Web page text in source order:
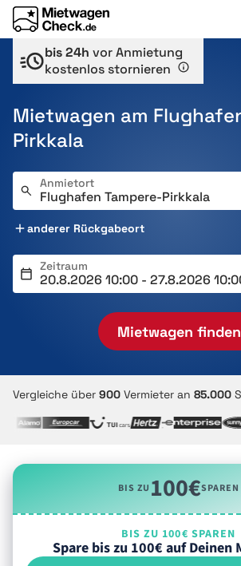
bis 24h vor Anmietung
kostenlos stornieren
Mietwagen am
Pirkkala
Anmietort
anderer Rückgabeort
Zeitraum
Mietwagen finden
Vergleiche über 900 Vermieter an 85.000
BIS ZU100€SPAREN
BIS ZU 100€ SPAREN
Spare bis zu 100€ auf Deinen